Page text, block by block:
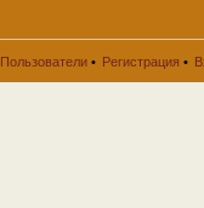
Пользователи • Регистрация •